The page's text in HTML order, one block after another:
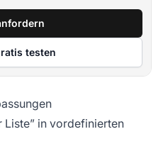
testen
Liste” in vordefinierten